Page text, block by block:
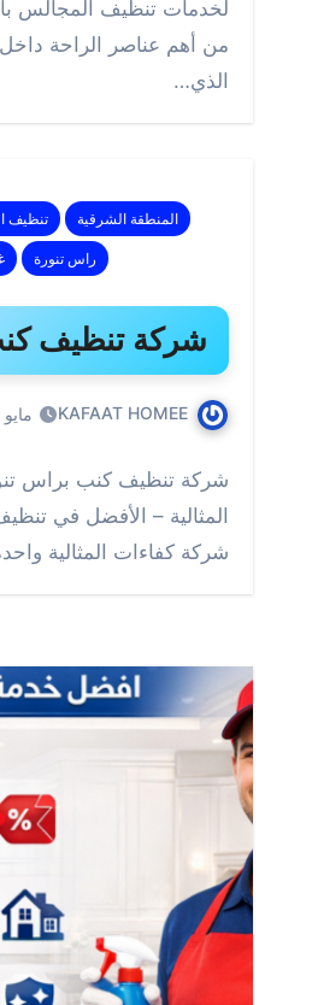
لخدمات تنظيف المجالس
من أهم عناصر الراحة
الذي…
المنطقة الشرقية تنظيف
راس تنورة
شركة تنظيف
KAFAAT HOMEE مايو 3, 2026
شركة تنظيف كنب براس
المثالية – الأفضل في
شركة كفاءات المثالية